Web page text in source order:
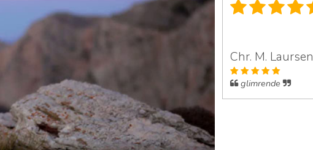
Chr. M. Laursen
glimrende